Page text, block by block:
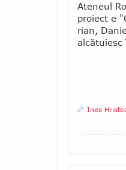
Ateneul
proiect e
rian,
al­cătuiesc
Ines